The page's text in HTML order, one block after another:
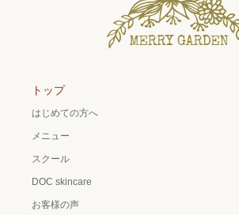
トップ
はじめての方へ
メニュー
スクール
DOC skincare
お客様の声